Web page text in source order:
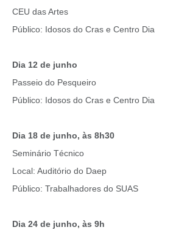
CEU das Artes
Público: Idosos do Cras e Centro Dia
Dia 12 de junho
Passeio do Pesqueiro
Público: Idosos do Cras e Centro Dia
Dia 18 de junho, às 8h30
Seminário Técnico
Local: Auditório do Daep
Público: Trabalhadores do SUAS
Dia 24 de junho, às 9h